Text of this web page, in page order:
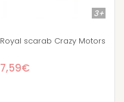
3+
Royal scarab Crazy Motors
7,59€